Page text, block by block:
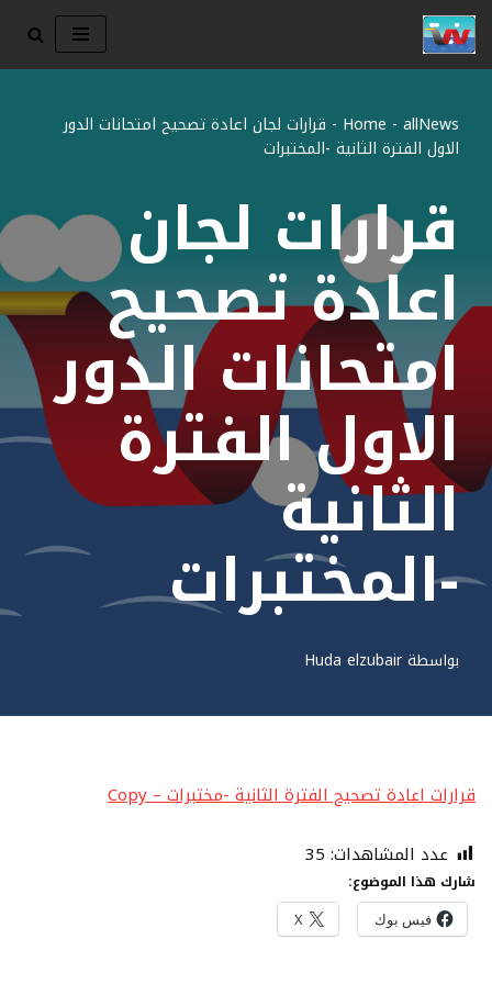
تخطى
المحتوى
Home - allNews
- قرارات لجان اعادة تصحيح امتحانات الدور
الاول الفترة الثانية -المختبرات
قرارات لجان
اعادة تصحيح
امتحانات الدور
الاول الفترة
الثانية
-المختبرات
بواسطة Huda elzubair
عدد المشاهدات: 35
شارك هذا الموضوع:
فيس بوك X